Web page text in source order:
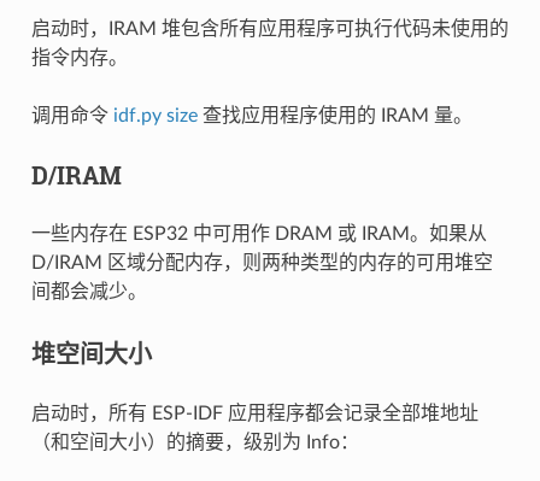
启动时，IRAM 堆包含所有应用程序可执行代码未使用的
指令内存。
调用命令 idf.py size查找应用程序使用的 IRAM 量。
D/IRAM
一些内存在 ESP32 中可用作 DRAM 或 IRAM。如果从
D/IRAM 区域分配内存，则两种类型的内存的可用堆空
间都会减少。
堆空间大小
启动时，所有 ESP-IDF 应用程序都会记录全部堆地址
（和空间大小）的摘要，级别为 Info：